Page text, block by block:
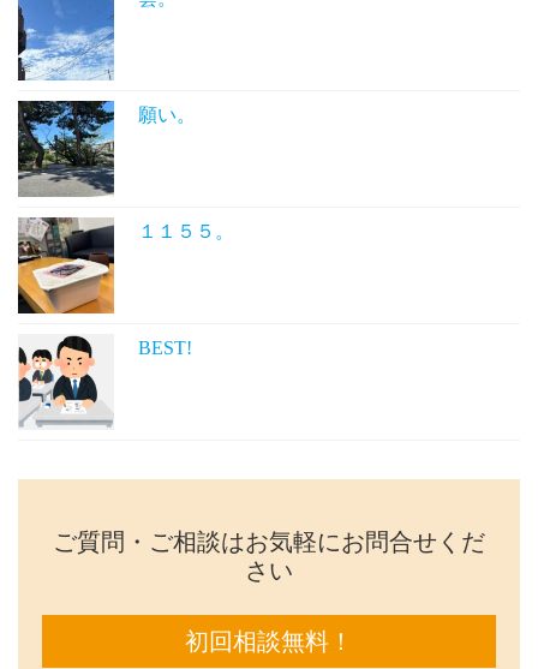
願い。
１１５５。
BEST!
ご質問・ご相談はお気軽にお問合せくだ
さい
初回相談無料！